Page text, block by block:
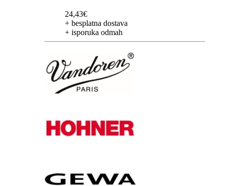
24,43€
+ besplatna dostava
+ isporuka odmah